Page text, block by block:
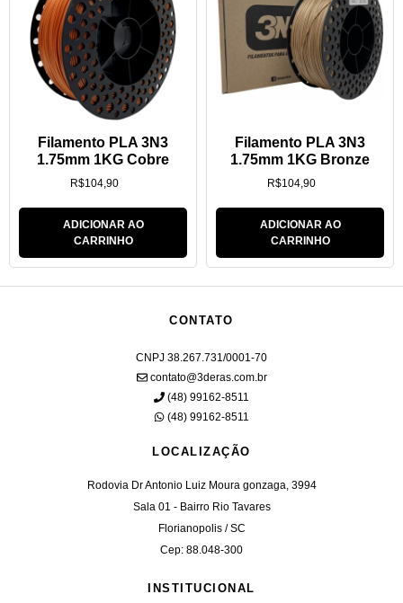
Filamento PLA 3N3
1.75mm 1KG Cobre
R$104,90
ADICIONAR AO
CARRINHO
Filamento PLA 3N3
1.75mm 1KG Bronze
R$104,90
ADICIONAR AO
CARRINHO
CONTATO
CNPJ 38.267.731/0001-70
contato@3deras.com.br
(48) 99162-8511
(48) 99162-8511
LOCALIZAÇÃO
Rodovia Dr Antonio Luiz Moura gonzaga, 3994
Sala 01 - Bairro Rio Tavares
Florianopolis / SC
Cep: 88.048-300
INSTITUCIONAL